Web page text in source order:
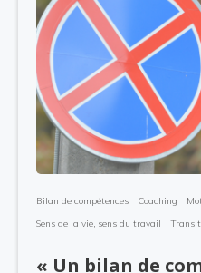
Bilan de compétences Coaching
Sens de la vie, sens du travail
« Un bilan de